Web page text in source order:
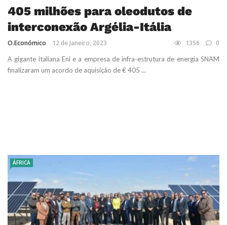
405 milhões para oleodutos de
interconexão Argélia-Itália
O.Económico 12 de Janeiro, 2023 1356 0
A gigante italiana Eni e a empresa de infra-estrutura de energia SNAM
finalizaram um acordo de aquisição de € 405 ...
ÁFRICA